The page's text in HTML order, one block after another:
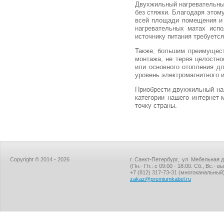
Двухжильный
без стяжки. Благодаря
всей площади помещения и
нагревательных матах
источнику питания
Также, большим
монтажа, не теряя
или основного отопления
уровень
Приобрести двухжильный
категории нашего
точку страны.
Copyright © 2014 - 2026
г. Санкт-Петербург, ул. Мебельная
(Пн.- Пт.: с 09:00 - 18:00. Сб., Вс.-
+7 (812) 317-73-31
zakaz@premiumkabel.ru